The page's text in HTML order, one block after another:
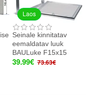
Laos
Seinale kinnitatav
eemaldatav luuk
BAULuke F15x15
39.99€ 73.63€